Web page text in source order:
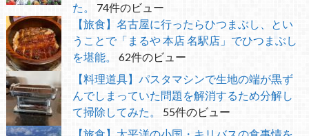
た。
74件のビュー
【旅食】名古屋に行ったらひつまぶし、とい
うことで「まるや 本店 名駅店」でひつまぶし
を堪能。
62件のビュー
【料理道具】パスタマシンで生地の端が黒ず
んでしまっていた問題を解消するため分解し
て掃除してみた。
55件のビュー